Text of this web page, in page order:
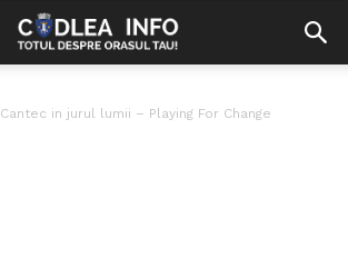
Cantec in jurul lumii – Playing For Change